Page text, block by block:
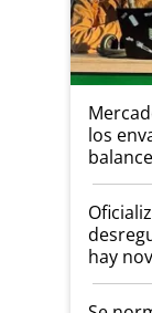
los
hay
la